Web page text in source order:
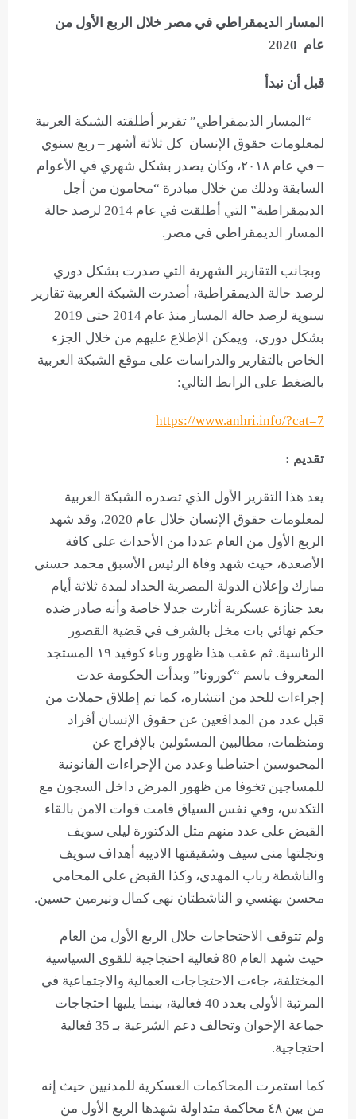
المسار الديمقراطي في مصر خلال الربع الأول من
عام 2020
قبل أن نبدأ
“المسار الديمقراطي” تقرير أطلقته الشبكة العربية
لمعلومات حقوق الإنسان كل ثلاثة أشهر – ربع سنوي
– في عام ٢٠١٨، وكان يصدر بشكل شهري في الأعوام
السابقة وذلك من خلال مبادرة “محامون من أجل
الديمقراطية” التي أطلقت في عام 2014 لرصد حالة
المسار الديمقراطي في مصر.
وبجانب التقارير الشهرية التي صدرت بشكل دوري
لرصد حالة الديمقراطية، أصدرت الشبكة العربية تقارير
سنوية لرصد حالة المسار منذ عام 2014 حتى 2019
بشكل دوري، ويمكن الإطلاع عليهم من خلال الجزء
الخاص بالتقارير والدراسات على موقع الشبكة العربية
بالضغط على الرابط التالي:
https://www.anhri.info/?cat=7
تقديم :
يعد هذا التقرير الأول الذي تصدره الشبكة العربية
لمعلومات حقوق الإنسان خلال عام 2020، وقد شهد
الربع الأول من العام عددا من الأحداث على كافة
الأصعدة، حيث شهد وفاة الرئيس الأسبق محمد حسني
مبارك وإعلان الدولة المصرية الحداد لمدة ثلاثة أيام
بعد جنازة عسكرية أثارت جدلا خاصة وأنه صادر ضده
حكم نهائي بات مخل بالشرف في قضية القصور
الرئاسية. ثم عقب هذا ظهور وباء كوفيد ١٩ المستجد
المعروف باسم “كورونا” وبدأت الحكومة عدت
إجراءات للحد من انتشاره، كما تم إطلاق حملات من
قبل عدد من المدافعين عن حقوق الإنسان أفراد
ومنظمات، مطالبين المسئولين بالإفراج عن
المحبوسين احتياطيا وعدد من الإجراءات القانونية
للمساجين تخوفا من ظهور المرض داخل السجون مع
التكدس، وفي نفس السياق قامت قوات الامن بالقاء
القبض على عدد منهم مثل الدكتورة ليلى سويف
ونجلتها منى سيف وشقيقتها الاديبة أهداف سويف
والناشطة رباب المهدي، وكذا القبض على المحامي
محسن بهنسي و الناشطتان نهى كمال ونيرمين حسين.
ولم تتوقف الاحتجاجات خلال الربع الأول من العام
حيث شهد العام 80 فعالية احتجاجية للقوى السياسية
المختلفة، جاءت الاحتجاجات العمالية والاجتماعية في
المرتبة الأولى بعدد 40 فعالية، بينما يليها احتجاجات
جماعة الإخوان وتحالف دعم الشرعية بـ 35 فعالية
احتجاجية.
كما استمرت المحاكمات العسكرية للمدنيين حيث إنه
من بين ٤٨ محاكمة متداولة شهدها الربع الأول من